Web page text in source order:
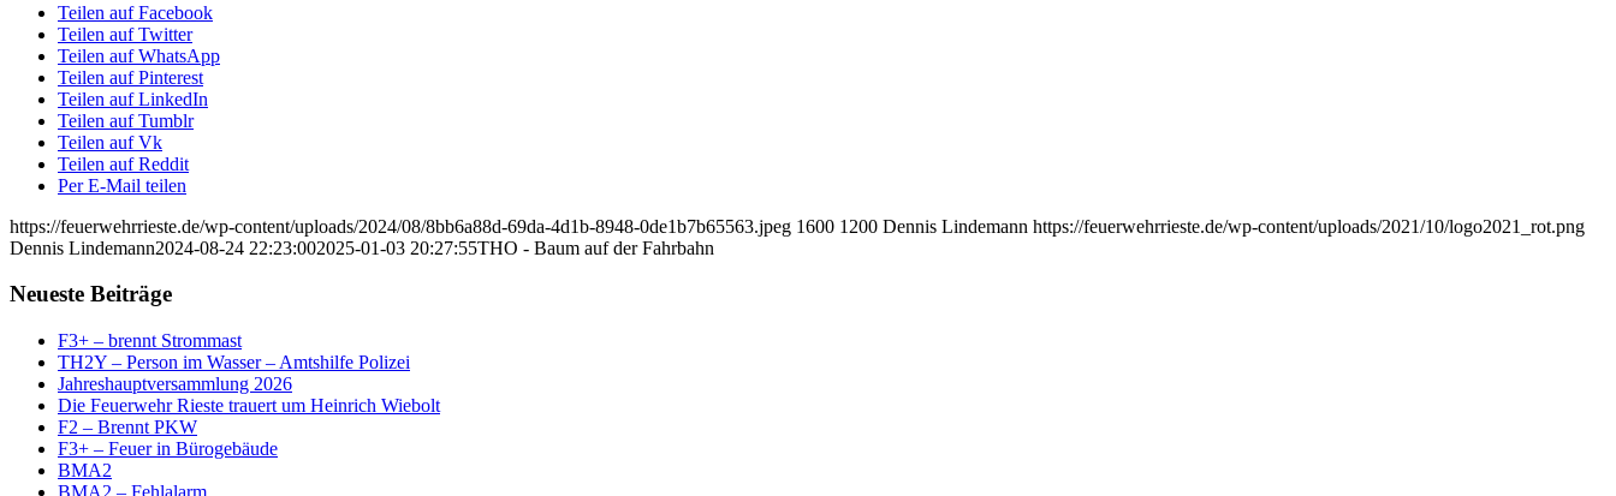
Teilen auf Facebook
Teilen auf Twitter
Teilen auf WhatsApp
Teilen auf Pinterest
Teilen auf LinkedIn
Teilen auf Tumblr
Teilen auf Vk
Teilen auf Reddit
Per E-Mail teilen
https://feuerwehrrieste.de/wp-content/uploads/2024/08/8bb6a88d-69da-4d1b-8948-0de1b7b65563.jpeg 1600 1200 Dennis Lindemann https://feuerwehrrieste.de/wp-content/uploads/2021/10/logo2021_rot.png
Dennis Lindemann2024-08-24 22:23:002025-01-03 20:27:55THO - Baum auf der Fahrbahn
Neueste Beiträge
F3+ – brennt Strommast
TH2Y – Person im Wasser – Amtshilfe Polizei
Jahreshauptversammlung 2026
Die Feuerwehr Rieste trauert um Heinrich Wiebolt
F2 – Brennt PKW
F3+ – Feuer in Bürogebäude
BMA2
BMA2 – Fehlalarm